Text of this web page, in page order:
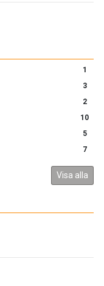
1
3
2
10
5
7
Visa alla